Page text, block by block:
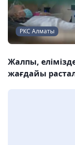
РКС Алматы
Жалпы,
жағдайы